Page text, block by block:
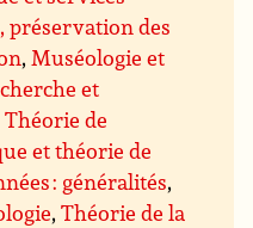
préservation des
,Muséologie et
et
Théorie de
et théorie de
: généralités,
,Théorie de la